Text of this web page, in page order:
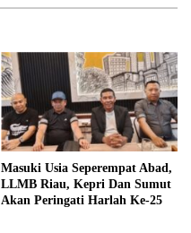
Masuki Usia Seperempat Abad,
LLMB Riau, Kepri Dan Sumut
Akan Peringati Harlah Ke-25